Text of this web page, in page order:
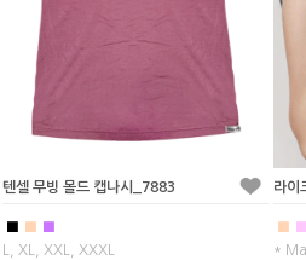
텐셀 무빙 몰드 캡나시_7883
■
L, XL, XXL, XXXL
라이
*